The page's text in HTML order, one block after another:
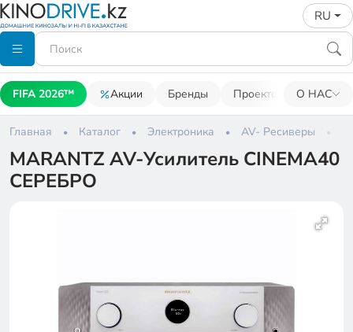
RU
FIFA 2026™ Акции Бренды Проекторы О НАС
Главная Каталог Электроника AV- Ресиверы
MARANTZ AV-Усилитель CINEMA40
СЕРЕБРО